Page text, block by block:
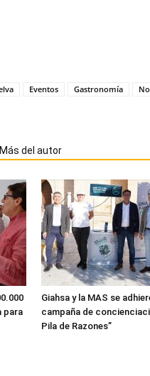
Eventos Gastronomía
Más del autor
para
Giahsa y la MAS se
campaña de
Pila de Razones”